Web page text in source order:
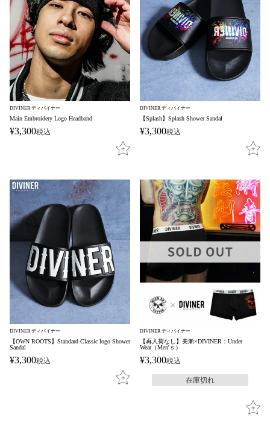
DIVINER ディバイナー
Main Embroidery Logo Headband
¥3,300税込
DIVINER ディバイナー
【Splash】Splash Shower Sandal
¥3,300税込
DIVINER ディバイナー
【OWN ROOTS】Standard Classic logo Shower
Sandal
¥3,300税込
DIVINER ディバイナー
【再入荷なし】美漸×DIVINER：Under
Wear（Men'ｓ）
¥3,300税込
在庫切れ